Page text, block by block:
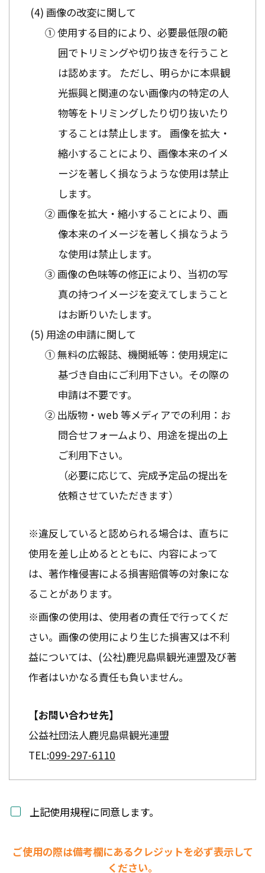
画像の改変に関して
① 使用する目的により、必要最低限の範
囲でトリミングや切り抜きを行うこと
は認めます。 ただし、明らかに本県観
光振興と関連のない画像内の特定の人
物等をトリミングしたり切り抜いたり
することは禁止します。 画像を拡大・
縮小することにより、画像本来のイメ
ージを著しく損なうような使用は禁止
します。
② 画像を拡大・縮小することにより、画
像本来のイメージを著しく損なうよう
な使用は禁止します。
③ 画像の色味等の修正により、当初の写
真の持つイメージを変えてしまうこと
はお断りいたします。
用途の申請に関して
① 無料の広報誌、機関紙等：使用規定に
基づき自由にご利用下さい。その際の
申請は不要です。
② 出版物・web 等メディアでの利用：お
問合せフォームより、用途を提出の上
ご利用下さい。
（必要に応じて、完成予定品の提出を
依頼させていただきます）
※違反していると認められる場合は、直ちに
使用を差し止めるとともに、内容によって
は、著作権侵害による損害賠償等の対象にな
ることがあります。
※画像の使用は、使用者の責任で行ってくだ
さい。画像の使用により生じた損害又は不利
益については、(公社)鹿児島県観光連盟及び著
作者はいかなる責任も負いません。
【お問い合わせ先】
公益社団法人鹿児島県観光連盟
TEL:099-297-6110
上記使用規程に同意します。
ご使用の際は備考欄にあるクレジットを必ず表示して
ください。